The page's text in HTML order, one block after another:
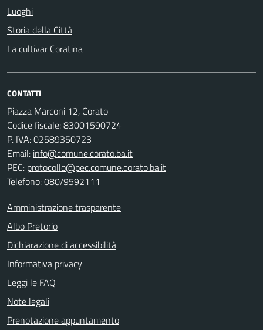
Luoghi
Storia della Città
La cultivar Coratina
CONTATTI
Piazza Marconi 12, Corato
Codice fiscale: 83001590724
P. IVA: 02589350723
Email: info@comune.corato.ba.it
PEC: protocollo@pec.comune.corato.ba.it
Telefono: 080/9592111
Amministrazione trasparente
Albo Pretorio
Dichiarazione di accessibilità
Informativa privacy
Leggi le FAQ
Note legali
Prenotazione appuntamento